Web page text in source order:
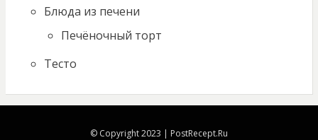
Блюда из печени
Печёночный торт
Тесто
© Copyright 2023 | PostRecept.Ru